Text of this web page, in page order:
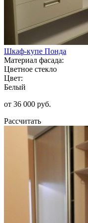
Шкаф-купе Понда
Материал фасада:
Цветное стекло
Цвет:
Белый
от 36 000 руб.
Рассчитать